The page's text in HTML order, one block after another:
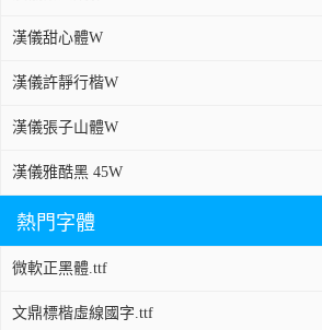
漢儀甜心體W
漢儀許靜行楷W
漢儀張子山體W
漢儀雅酷黑 45W
熱門字體
微軟正黑體.ttf
文鼎標楷虛線國字.ttf